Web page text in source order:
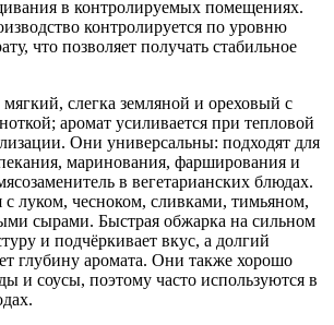
в контролируемых помещениях.
контролируется по уровню
что позволяет получать стабильное
слегка земляной и ореховый с
аромат усиливается при тепловой
Они универсальны: подходят для
маринования, фарширования и
в вегетарианских блюдах.
луком, чесноком, сливками, тимьяном,
сырами. Быстрая обжарка на сильном
и подчёркивает вкус, а долгий
глубину аромата. Они также хорошо
и соусы, поэтому часто используются в